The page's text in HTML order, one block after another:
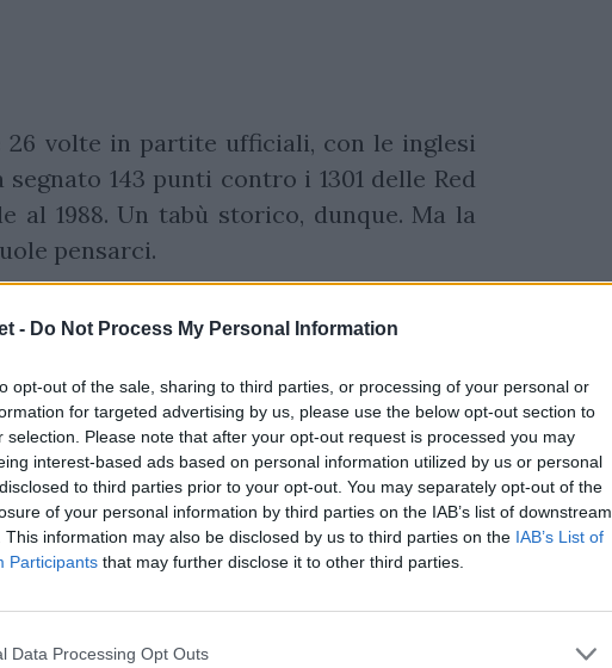
- Do Not Process My Personal Information
opt-out of the sale, sharing to third parties, or processing of your personal or
for targeted advertising by us, please use the below opt-out section to
selection. Please note that after your opt-out request is processed you may
interest-based ads based on personal information utilized by us or personal
to third parties prior to your opt-out. You may separately opt-out of the
of your personal information by third parties on the IAB’s list of downstream
This information may also be disclosed by us to third parties on the IAB’s List of
Participants that may further disclose it to other third parties.
Data Processing Opt Outs
volte in partite ufficiali, con le inglesi
143 punti contro i 1301 delle Red
al 1988. Un tabù storico, dunque. Ma la
pensarci.
capitanaElisa Giordano, alla vigilia del
buono —dice la numero 8 azzurra